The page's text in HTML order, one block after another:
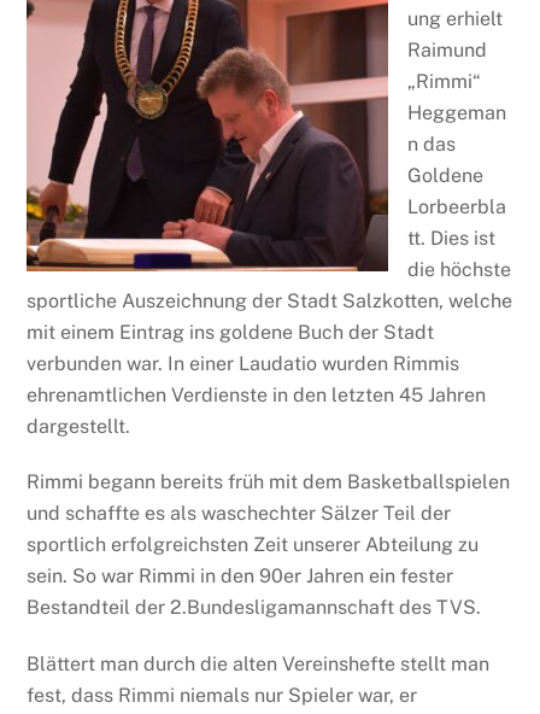
ung erhielt
Raimund
„Rimmi“
Heggeman
n das
Goldene
Lorbeerbla
tt. Dies ist
die höchste
sportliche Auszeichnung der Stadt Salzkotten, welche
mit einem Eintrag ins goldene Buch der Stadt
verbunden war. In einer Laudatio wurden Rimmis
ehrenamtlichen Verdienste in den letzten 45 Jahren
dargestellt.
Rimmi begann bereits früh mit dem Basketballspielen
und schaffte es als waschechter Sälzer Teil der
sportlich erfolgreichsten Zeit unserer Abteilung zu
sein. So war Rimmi in den 90er Jahren ein fester
Bestandteil der 2.Bundesligamannschaft des TVS.
Blättert man durch die alten Vereinshefte stellt man
fest, dass Rimmi niemals nur Spieler war, er